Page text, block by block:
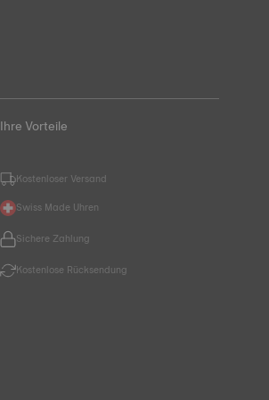
Ihre Vorteile
Kostenloser Versand
Swiss Made Uhren
Sichere Zahlung
Kostenlose Rücksendung